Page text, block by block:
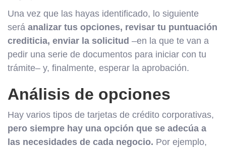
Una vez que las hayas identificado, lo siguiente
será analizar tus opciones, revisar tu puntuación
crediticia, enviar la solicitud –en la que te van a
pedir una serie de documentos para iniciar con tu
trámite– y, finalmente, esperar la aprobación.
Análisis de opciones
Hay varios tipos de tarjetas de crédito corporativas,
pero siempre hay una opción que se adecúa a
las necesidades de cada negocio. Por ejemplo,